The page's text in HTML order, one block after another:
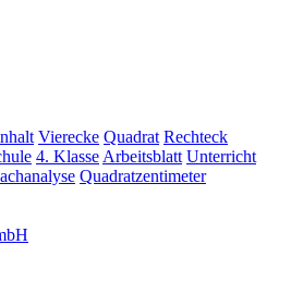
Vierecke Quadrat Rechteck
4. Klasse Arbeitsblatt Unterricht
Quadratzentimeter